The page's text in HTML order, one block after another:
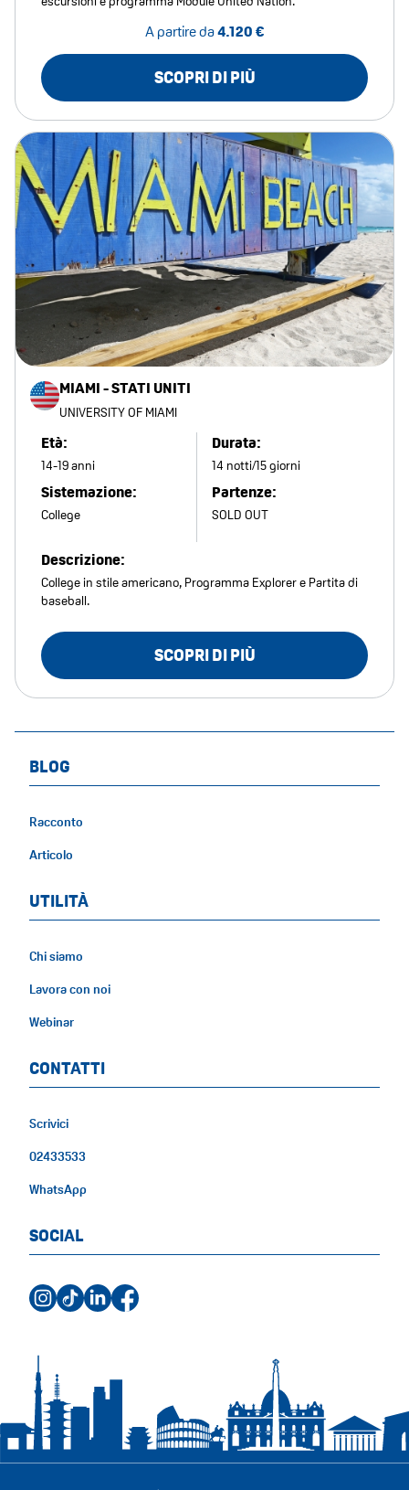
A partire da4.120 €
SCOPRI DI PIÙ
MIAMI - STATI UNITI
UNIVERSITY OF MIAMI
Età:
14-19 anni
Sistemazione:
College
Durata:
14 notti/15 giorni
Partenze:
SOLD OUT
Descrizione:
College in stile americano, Programma Explorer e Partita di
baseball.
SCOPRI DI PIÙ
BLOG
Racconto
Articolo
UTILITÀ
Chi siamo
Lavora con noi
Webinar
CONTATTI
Scrivici
02433533
WhatsApp
SOCIAL